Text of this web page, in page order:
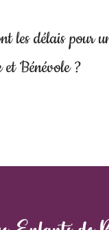
les délais pour
Bénévole ?